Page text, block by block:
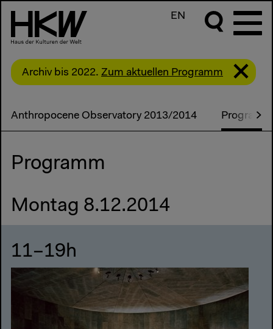
EN
Archiv bis 2022. Zum aktuellen Programm
Anthropocene Observatory 2013/2014 Programm
Programm
Montag 8.12.2014
11–19h